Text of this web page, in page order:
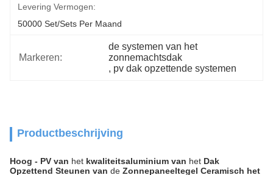
Levering Vermogen:
50000 Set/Sets Per Maand
Markeren:
de systemen van het
zonnemachtsdak
, pv dak opzettende systemen
Productbeschrijving
Hoog - PV van het kwaliteitsaluminium van het Dak
Opzettend Steunen van de Zonnepaneeltegel Ceramisch het